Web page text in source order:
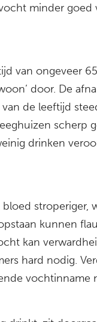
minder goed
van ongeveer
door. De
de leeftijd
scherp
drinken
stroperiger,
kunnen
kan
hard nodig.
vochtinname